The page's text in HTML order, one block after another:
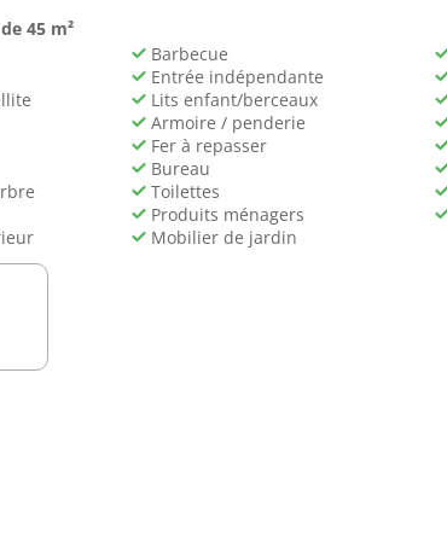
45 m²
Barbecue
Entrée indépendante
Lits enfant/berceaux
Armoire / penderie
Fer à repasser
Bureau
Toilettes
Produits ménagers
Mobilier de jardin